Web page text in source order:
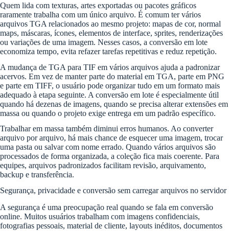
Quem lida com texturas, artes exportadas ou pacotes gráficos
raramente trabalha com um único arquivo. É comum ter vários
arquivos TGA relacionados ao mesmo projeto: mapas de cor, normal
maps, máscaras, ícones, elementos de interface, sprites, renderizações
ou variações de uma imagem. Nesses casos, a conversão em lote
economiza tempo, evita refazer tarefas repetitivas e reduz repetição.
A mudança de TGA para TIF em vários arquivos ajuda a padronizar
acervos. Em vez de manter parte do material em TGA, parte em PNG
e parte em TIFF, o usuário pode organizar tudo em um formato mais
adequado à etapa seguinte. A conversão em lote é especialmente útil
quando há dezenas de imagens, quando se precisa alterar extensões em
massa ou quando o projeto exige entrega em um padrão específico.
Trabalhar em massa também diminui erros humanos. Ao converter
arquivo por arquivo, há mais chance de esquecer uma imagem, trocar
uma pasta ou salvar com nome errado. Quando vários arquivos são
processados de forma organizada, a coleção fica mais coerente. Para
equipes, arquivos padronizados facilitam revisão, arquivamento,
backup e transferência.
Segurança, privacidade e conversão sem carregar arquivos no servidor
A segurança é uma preocupação real quando se fala em conversão
online. Muitos usuários trabalham com imagens confidenciais,
fotografias pessoais, material de cliente, layouts inéditos, documentos